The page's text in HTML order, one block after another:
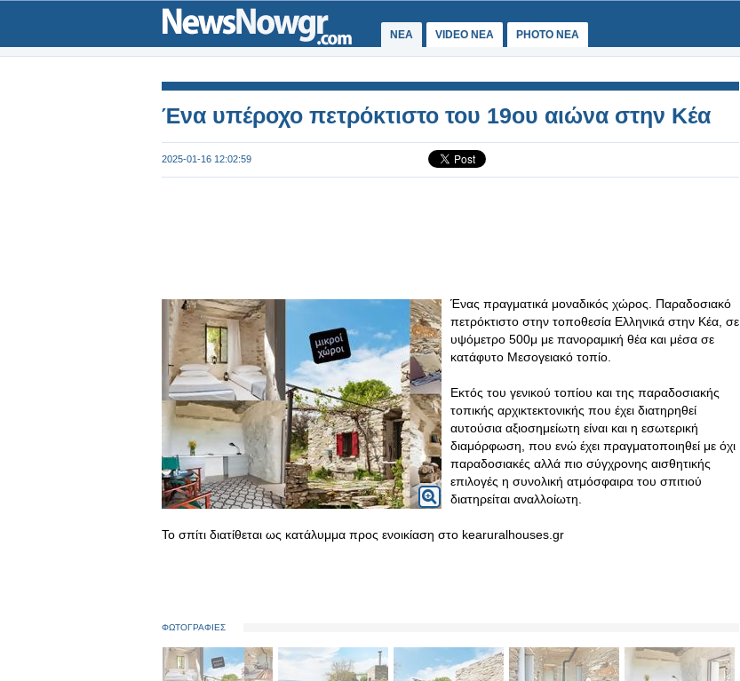
ΝΕΑ VIDEO NEA PHOTO NEA
Ένα υπέροχο πετρόκτιστο του 19ου αιώνα στην Κέα
2025-01-16 12:02:59
Ένας πραγματικά μοναδικός χώρος. Παραδοσιακό
πετρόκτιστο στην τοποθεσία Ελληνικά στην Κέα, σε
υψόμετρο 500μ με πανοραμική θέα και μέσα σε
κατάφυτο Μεσογειακό τοπίο.
Εκτός του γενικού τοπίου και της παραδοσιακής
τοπικής αρχικτεκτονικής που έχει διατηρηθεί
αυτούσια αξιοσημείωτη είναι και η εσωτερική
διαμόρφωση, που ενώ έχει πραγματοποιηθεί με όχι
παραδοσιακές αλλά πιο σύγχρονης αισθητικής
επιλογές η συνολική ατμόσφαιρα του σπιτιού
διατηρείται αναλλοίωτη.
Το σπίτι διατίθεται ως κατάλυμμα προς ενοικίαση στο kearuralhouses.gr
ΦΩΤΟΓΡΑΦΙΕΣ